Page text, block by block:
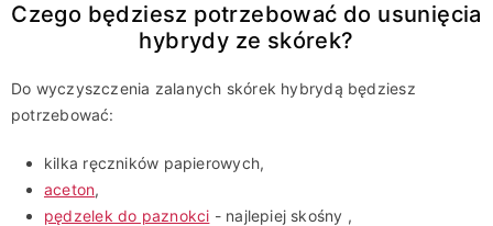
Czego będziesz potrzebować do usunięcia
hybrydy ze skórek?
Do wyczyszczenia zalanych skórek hybrydą będziesz
potrzebować:
kilka ręczników papierowych,
aceton,
pędzelek do paznokci - najlepiej skośny ,